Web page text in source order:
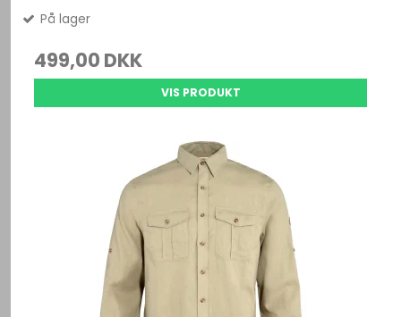
På lager
499,00 DKK
VIS PRODUKT